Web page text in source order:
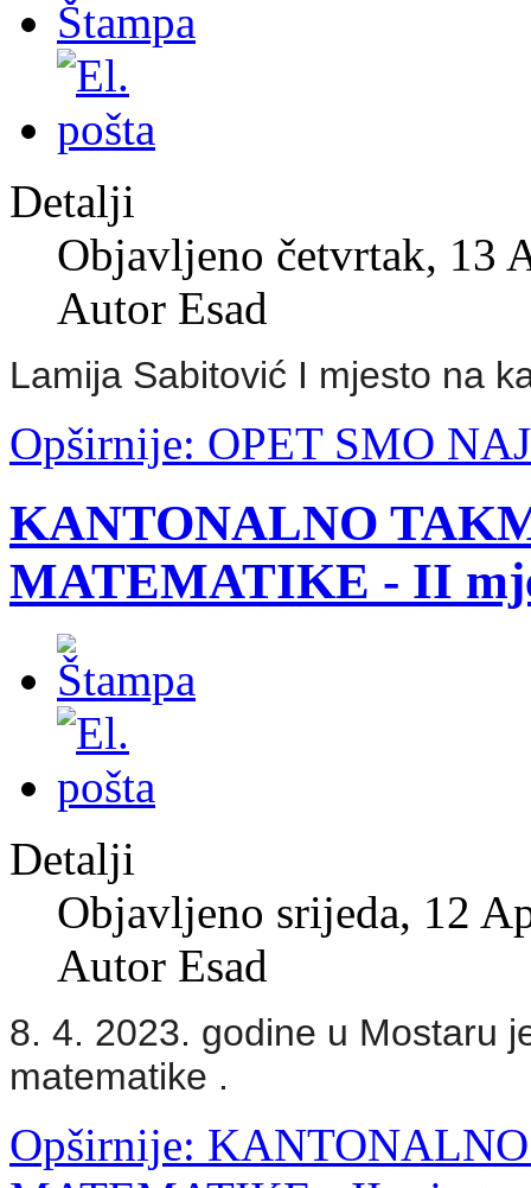
Detalji
Objavljeno četvrtak, 13
Autor Esad
Lamija Sabitović I mjesto na
Opširnije: OPET SMO
KANTONALNO
MATEMATIKE - II
Detalji
Objavljeno srijeda, 12
Autor Esad
8. 4. 2023. godine u Mostaru
matematike .
Opširnije: